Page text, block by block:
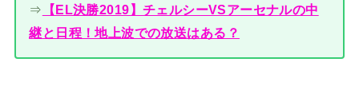
⇒
【EL決勝2019】チェルシーVSアーセナルの中
継と日程！地上波での放送はある？